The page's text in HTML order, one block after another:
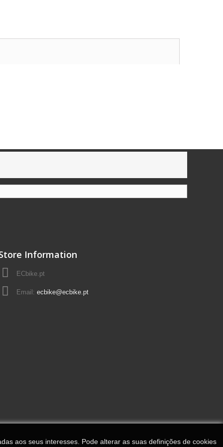
Information
ECbike.pt
Email: ecbike@ecbike.pt
aos seus interesses. Pode alterar as suas definições de cookies